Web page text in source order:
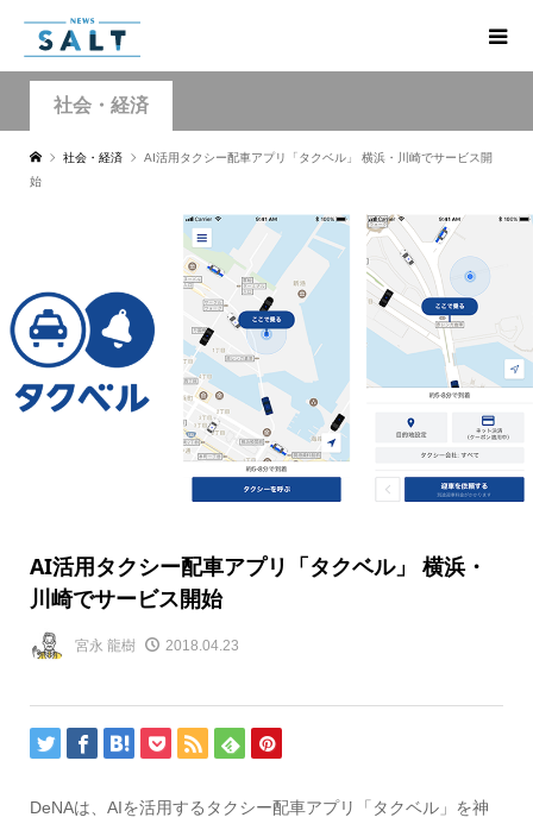
社会・経済
社会・経済
AI活用タクシー配車アプリ「タクベル」 横浜・川崎でサービス開
始
AI活用タクシー配車アプリ「タクベル」 横浜・
川崎でサービス開始
宮永 龍樹 2018.04.23
DeNAは、AIを活用するタクシー配車アプリ「タクベル」を神